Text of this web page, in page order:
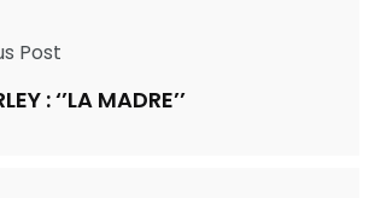
Post
: ‘’LA MADRE’’